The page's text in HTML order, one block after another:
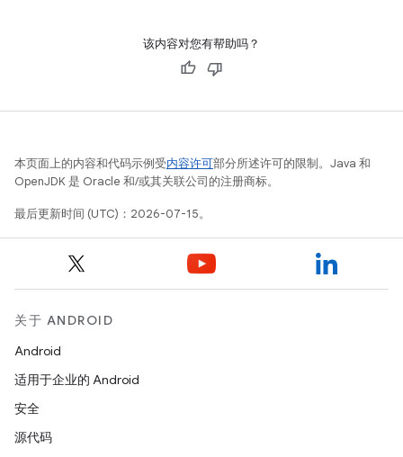
该内容对您有帮助吗？
本页面上的内容和代码示例受内容许可部分所述许可的限制。Java 和
OpenJDK 是 Oracle 和/或其关联公司的注册商标。
最后更新时间 (UTC)：2026-07-15。
关于 ANDROID
Android
适用于企业的 Android
安全
源代码